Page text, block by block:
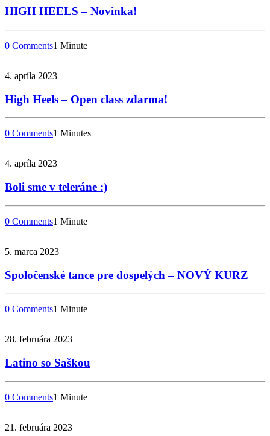
HIGH HEELS – Novinka!
0 Comments1 Minute
4. apríla 2023
High Heels – Open class zdarma!
0 Comments1 Minutes
4. apríla 2023
Boli sme v teleráne :)
0 Comments1 Minute
5. marca 2023
Spoločenské tance pre dospelých – NOVÝ KURZ
0 Comments1 Minute
28. februára 2023
Latino so Saškou
0 Comments1 Minute
21. februára 2023